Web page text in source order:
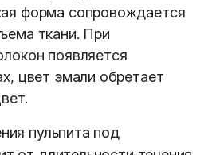
форма сопровождается
ткани. При
появляется
цвет эмали обретает
пульпита под